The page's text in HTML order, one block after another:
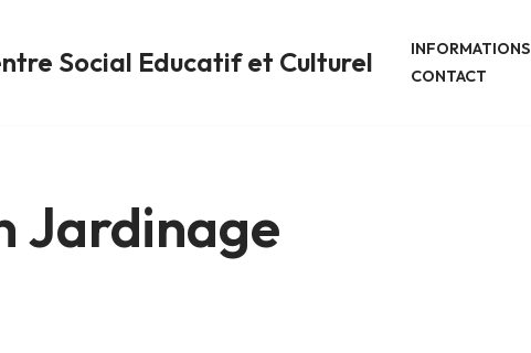
Social Educatif et Culturel INFORMATIONS
CONTACT
Jardinage